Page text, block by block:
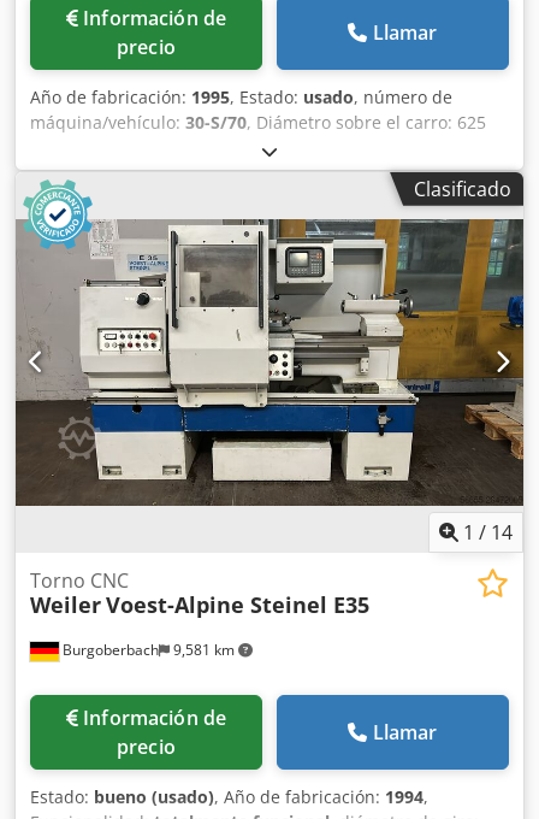
Información de
precio
Llamar
Año de fabricación: 1995, Estado: usado, número de
máquina/vehículo: 30-S/70, Diámetro sobre el carro: 625
mm Longitud máxima de torneado: 1500 mm Chjdpfs
Nzhdjx Aggea Diámetro del orificio del husillo: 105 mm
Velocidades del husillo: 6,6 - 2000 rpm Espacio requerido:
4400 x 2050 x 1820 mm Peso: 5200 kg
Clasificado
1 / 14
Burgoberbach 9,581 km
Torno CNC
WeilerVoest-Alpine Steinel E35
Información de
precio
Llamar
Estado: bueno (usado), Año de fabricación: 1994,